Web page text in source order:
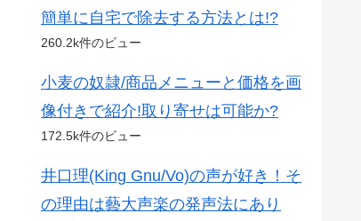
簡単に自宅で除去する方法とは!?
260.2k件のビュー
小麦の奴隷/商品メニューと価格を画
像付きで紹介!取り寄せは可能か?
172.5k件のビュー
井口理(King Gnu/Vo)の声が好き！そ
の理由は藝大声楽の発声法にあり